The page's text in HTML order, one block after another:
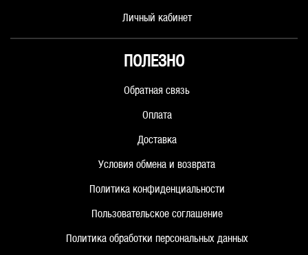
Личный кабинет
ПОЛЕЗНО
Обратная связь
Оплата
Доставка
Условия обмена и возврата
Политика конфиденциальности
Пользовательское соглашение
Политика обработки персональных данных